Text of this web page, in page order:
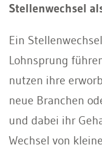
Stellenwechsel
Ein
Lohnsprung
nutzen ihre
neue Branchen
und dabei ihr
Wechsel von